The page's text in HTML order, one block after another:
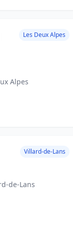
Les Deux Alpes
Alpes
Villard-de-Lans
de-Lans